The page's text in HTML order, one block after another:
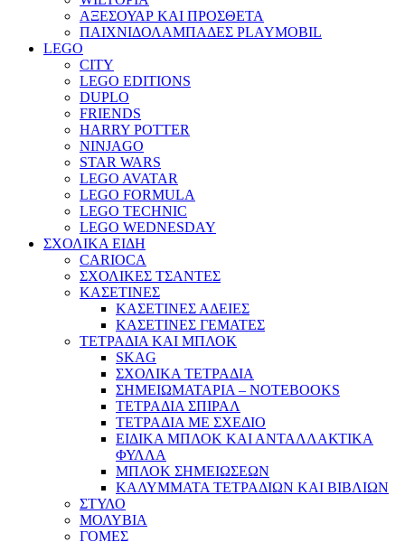
ΑΞΕΣΟΥΑΡ ΚΑΙ ΠΡΟΣΘΕΤΑ
ΠΑΙΧΝΙΔΟΛΑΜΠΑΔΕΣ PLAYMOBIL
LEGO
CITY
LEGO EDITIONS
DUPLO
FRIENDS
HARRY POTTER
NINJAGO
STAR WARS
LEGO AVATAR
LEGO FORMULA
LEGO TECHNIC
LEGO WEDNESDAY
ΣΧΟΛΙΚΑ ΕΙΔΗ
CARIOCA
ΣΧΟΛΙΚΕΣ ΤΣΑΝΤΕΣ
ΚΑΣΕΤΙΝΕΣ
ΚΑΣΕΤΙΝΕΣ ΑΔΕΙΕΣ
ΚΑΣΕΤΙΝΕΣ ΓΕΜΑΤΕΣ
ΤΕΤΡΑΔΙΑ ΚΑΙ ΜΠΛΟΚ
SKAG
ΣΧΟΛΙΚΑ ΤΕΤΡΑΔΙΑ
ΣΗΜΕΙΩΜΑΤΑΡΙΑ – NOTEBOOKS
ΤΕΤΡΑΔΙΑ ΣΠΙΡΑΛ
ΤΕΤΡΑΔΙΑ ΜΕ ΣΧΕΔΙΟ
ΕΙΔΙΚΑ ΜΠΛΟΚ ΚΑΙ ΑΝΤΑΛΛΑΚΤΙΚΑ
ΦΥΛΛΑ
ΜΠΛΟΚ ΣΗΜΕΙΩΣΕΩΝ
ΚΑΛΥΜΜΑΤΑ ΤΕΤΡΑΔΙΩΝ ΚΑΙ ΒΙΒΛΙΩΝ
ΣΤΥΛΟ
ΜΟΛΥΒΙΑ
ΓΟΜΕΣ